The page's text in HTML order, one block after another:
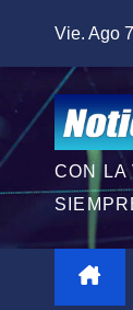
contenido
Vie. Ago
CON LA